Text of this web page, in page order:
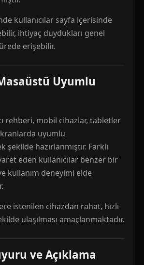
kullanıcılar sayfa içerisinde
ihtiyaç duydukları genel
erişebilir.
Uyumlu
rehberi, mobil cihazlar, tabletler
uyumlu
hazırlanmıştır. Farklı
eden kullanıcılar benzer bir
kullanım deneyimi elde
istenilen cihazdan rahat, hızlı
ulaşılması amaçlanmaktadır.
ve Açıklama